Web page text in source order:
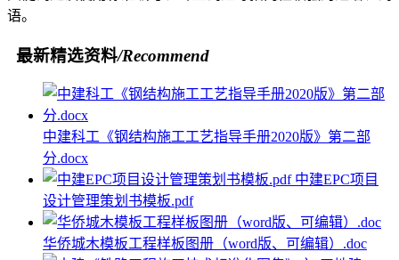
语。
最新精选资料/Recommend
中建科工《钢结构施工工艺指导手册2020版》第二部
分.docx
中建EPC项目
设计管理策划书模板.pdf
华侨城木模板工程样板图册（word版、可编辑）.doc